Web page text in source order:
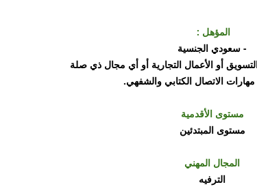
المؤهل :
- سعودي الجنسية
أو الأعمال التجارية أو أي مجال ذي صلة
الاتصال الكتابي والشفهي.
مستوى الأقدمية
مستوى المبتدئين
المجال المهني
الترفيه